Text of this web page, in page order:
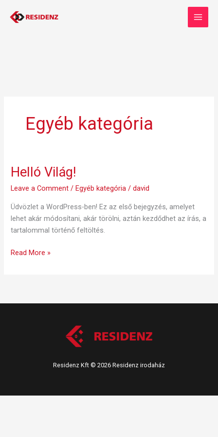
Egyéb kategória
Helló Világ!
Leave a Comment /Egyéb kategória /david
Üdvözlet a WordPress-ben! Ez az első bejegyzés, amelyet
lehet akár módosítani, akár törölni, aztán kezdődhet az írás, a
tartalommal történő feltöltés.
Helló
Read More »
Residenz Kft © 2026 Residenz irodaház